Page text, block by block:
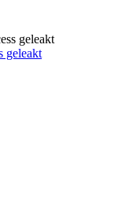
geleakt